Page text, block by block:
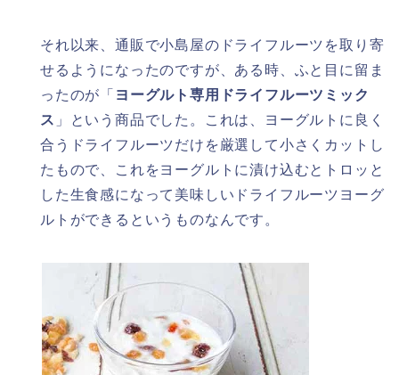
それ以来、通販で小島屋のドライフルーツを取り寄
せるようになったのですが、ある時、ふと目に留ま
ったのが「 ヨーグルト専用ドライフルーツミック
ス 」という商品でした。これは、ヨーグルトに良く
合うドライフルーツだけを厳選して小さくカットし
たもので、これをヨーグルトに漬け込むとトロッと
した生食感になって美味しいドライフルーツヨーグ
ルトができるというものなんです。